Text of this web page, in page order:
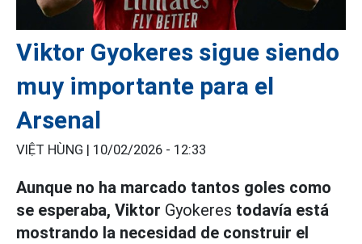
Viktor Gyokeres sigue siendo
muy importante para el
Arsenal
VIỆT HÙNG | 10/02/2026 - 12:33
Aunque no ha marcado tantos goles como
se esperaba, Viktor Gyokeres todavía está
mostrando la necesidad de construir el